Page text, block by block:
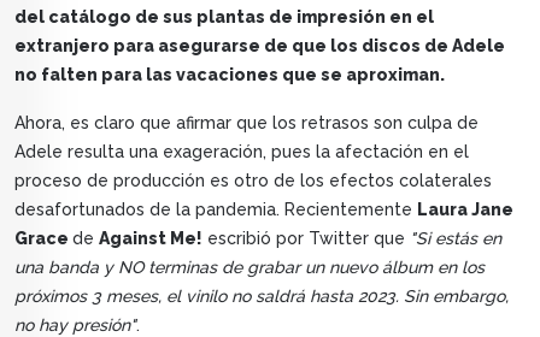
del catálogo de sus plantas de impresión en el
extranjero para asegurarse de que los discos de Adele
no falten para las vacaciones que se aproximan.
Ahora, es claro que afirmar que los retrasos son culpa de
Adele resulta una exageración, pues la afectación en el
proceso de producción es otro de los efectos colaterales
desafortunados de la pandemia. Recientemente Laura Jane
Grace de Against Me! escribió por Twitter que "Si estás en
una banda y NO terminas de grabar un nuevo álbum en los
próximos 3 meses, el vinilo no saldrá hasta 2023. Sin embargo,
no hay presión".